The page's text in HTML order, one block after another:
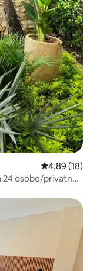
Prosečna
4,89 (18)
24 osobe/privatna